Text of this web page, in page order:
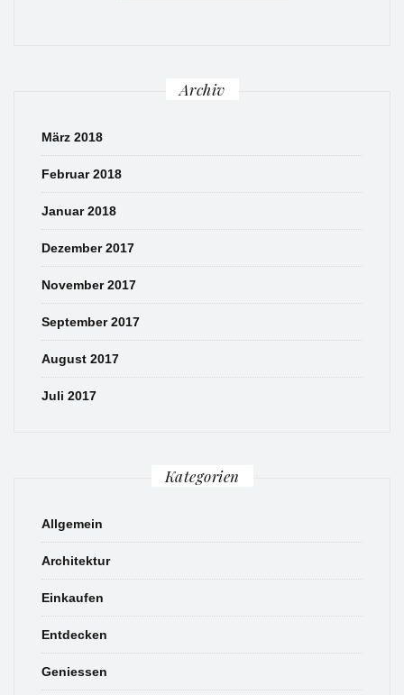
Archiv
März 2018
Februar 2018
Januar 2018
Dezember 2017
November 2017
September 2017
August 2017
Juli 2017
Kategorien
Allgemein
Architektur
Einkaufen
Entdecken
Geniessen